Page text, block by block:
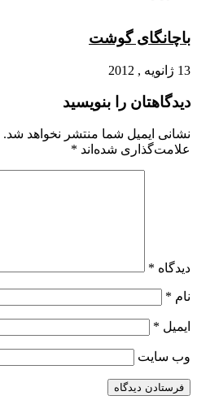
باچانگای گوشت
13 ژانویه , 2012
دیدگاهتان را بنویسید
نشانی ایمیل شما منتشر نخواهد شد.
علامت‌گذاری شده‌اند *
دیدگاه *
نام *
ایمیل *
وب‌ سایت